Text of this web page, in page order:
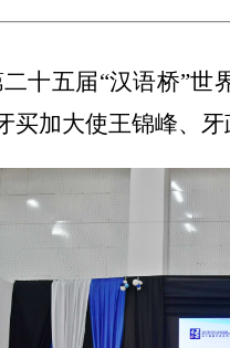
十五届“汉语桥”
买加大使王锦峰、